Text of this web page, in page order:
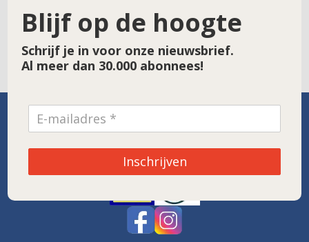
Paypal zonder rekening.
Noordwolde
Blijf op de hoogte
Schrijf je in voor onze nieuwsbrief.
Al meer dan 30.000 abonnees!
Inschrijven